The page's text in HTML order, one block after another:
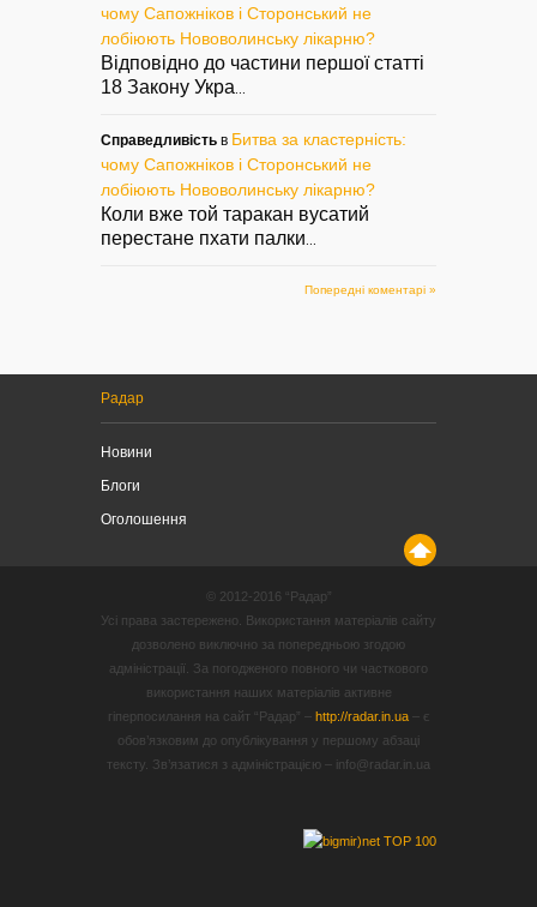
чому Сапожніков і Сторонський не
лобіюють Нововолинську лікарню?
Відповідно до частини першої статті
18 Закону Укра...
Справедливість в Битва за кластерність:
чому Сапожніков і Сторонський не
лобіюють Нововолинську лікарню?
Коли вже той таракан вусатий
перестане пхати палки...
Попередні коментарі »
Радар
Новини
Блоги
Оголошення
© 2012-2016 “Радар”
Усі права застережено. Використання матеріалів сайту
дозволено виключно за попередньою згодою
адміністрації. За погодженого повного чи часткового
використання наших матеріалів активне
гіперпосилання на сайт “Радар” – http://radar.in.ua– є
обов’язковим до опублікування у першому абзаці
тексту. Зв’язатися з адміністрацією – info@radar.in.ua